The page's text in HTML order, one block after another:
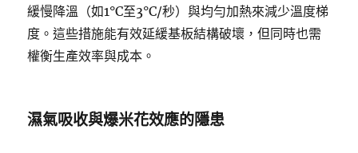
緩慢降溫（如1°C至3°C/秒）與均勻加熱來減少溫度梯
度。這些措施能有效延緩基板結構破壞，但同時也需
權衡生產效率與成本。
濕氣吸收與爆米花效應的隱患